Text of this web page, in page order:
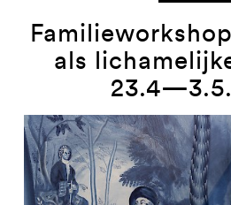
als